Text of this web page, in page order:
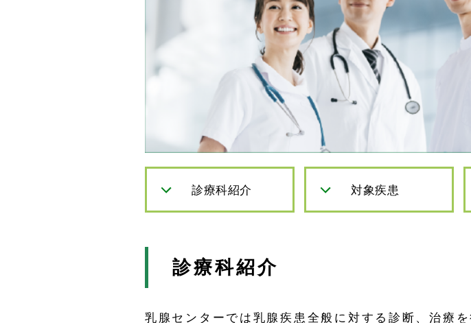
診療科紹介 対象疾患
診療科紹介
乳腺センターでは乳腺疾患全般に対する診断、治療